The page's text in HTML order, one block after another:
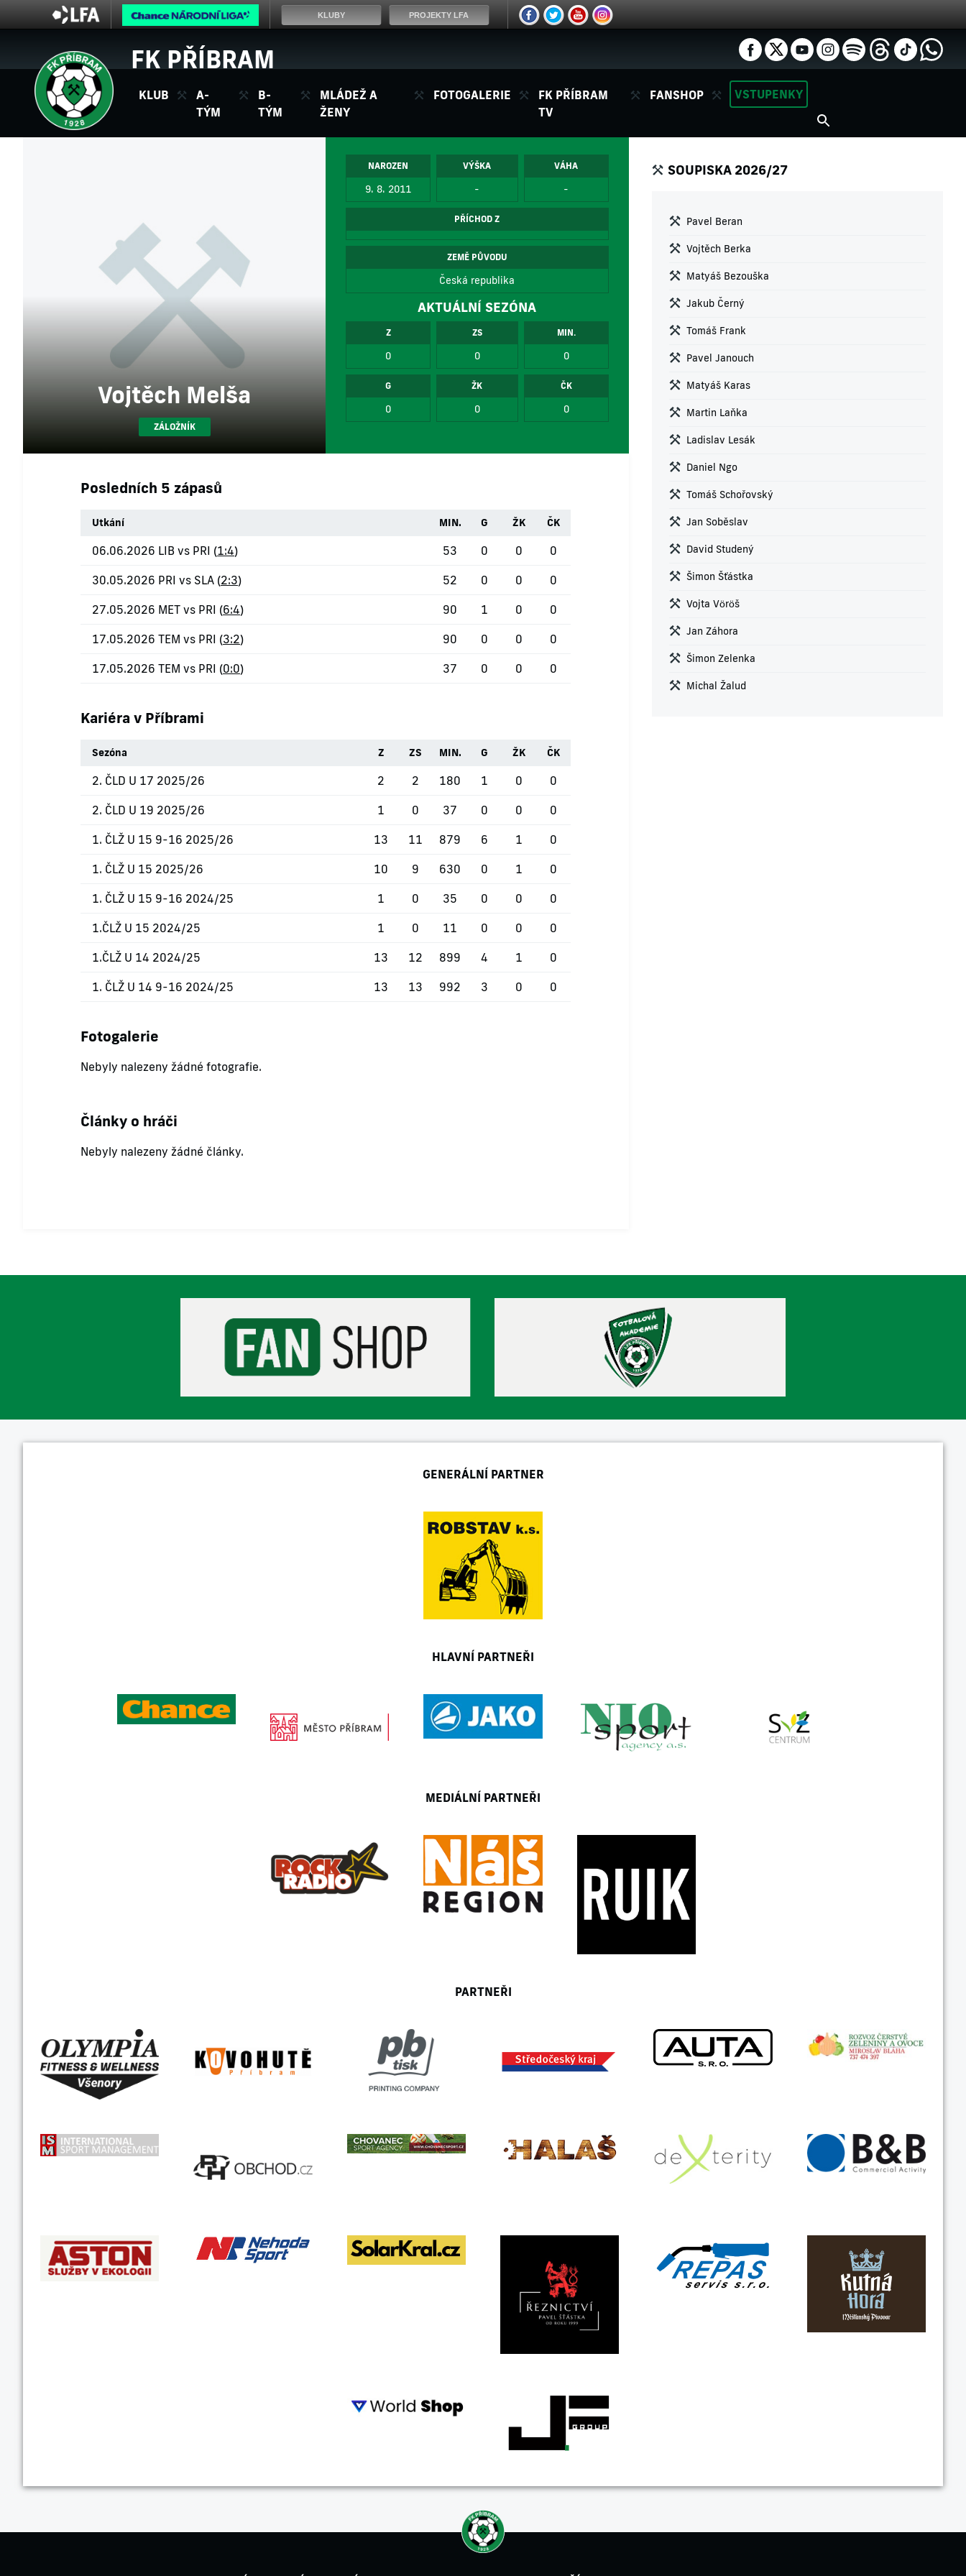
FK PŘÍBRAM
KLUB
A-
TÝM
B-
TÝM
MLÁDEŽ A
ŽENY
FOTOGALERIE
FK PŘÍBRAM
TV
FANSHOP VSTUPENKY
Vojtěch Melša
ZÁLOŽNÍK
NAROZEN
9. 8. 2011
VÝŠKA
-
VÁHA
-
PŘÍCHOD Z
ZEMĚ PŮVODU
Česká republika
AKTUÁLNÍ SEZÓNA
Z
0
ZS
0
MIN.
0
G
0
ŽK
0
ČK
0
Posledních 5 zápasů
Utkání MIN. G ŽK ČK
06.06.2026 LIB vs PRI (1:4) 53 0 0 0
30.05.2026 PRI vs SLA (2:3) 52 0 0 0
27.05.2026 MET vs PRI (6:4) 90 1 0 0
17.05.2026 TEM vs PRI (3:2) 90 0 0 0
17.05.2026 TEM vs PRI (0:0) 37 0 0 0
Kariéra v Příbrami
Sezóna Z ZS MIN. G ŽK ČK
2. ČLD U 17 2025/26 2 2 180 1 0 0
2. ČLD U 19 2025/26 1 0 37 0 0 0
1. ČLŽ U 15 9-16 2025/26 13 11 879 6 1 0
1. ČLŽ U 15 2025/26 10 9 630 0 1 0
1. ČLŽ U 15 9-16 2024/25 1 0 35 0 0 0
1.ČLŽ U 15 2024/25 1 0 11 0 0 0
1.ČLŽ U 14 2024/25 13 12 899 4 1 0
1. ČLŽ U 14 9-16 2024/25 13 13 992 3 0 0
Fotogalerie
Nebyly nalezeny žádné fotografie.
Články o hráči
Nebyly nalezeny žádné články.
SOUPISKA 2026/27
Pavel Beran
Vojtěch Berka
Matyáš Bezouška
Jakub Černý
Tomáš Frank
Pavel Janouch
Matyáš Karas
Martin Laňka
Ladislav Lesák
Daniel Ngo
Tomáš Schořovský
Jan Soběslav
David Studený
Šimon Šťástka
Vojta Vöröš
Jan Záhora
Šimon Zelenka
Michal Žalud
GENERÁLNÍ PARTNER
HLAVNÍ PARTNEŘI
MEDIÁLNÍ PARTNEŘI
PARTNEŘI
KLUBY PROJEKTY LFA